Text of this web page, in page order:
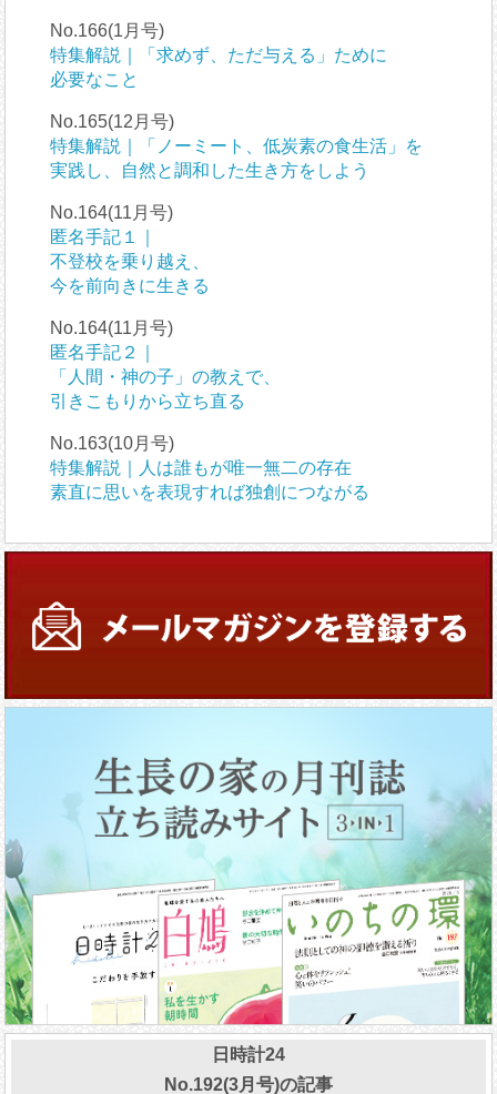
No.166(1月号)
特集解説｜「求めず、ただ与える」ために
必要なこと
No.165(12月号)
特集解説｜「ノーミート、低炭素の食生活」を
実践し、自然と調和した生き方をしよう
No.164(11月号)
匿名手記１｜
不登校を乗り越え、
今を前向きに生きる
No.164(11月号)
匿名手記２｜
「人間・神の子」の教えで、
引きこもりから立ち直る
No.163(10月号)
特集解説｜人は誰もが唯一無二の存在
素直に思いを表現すれば独創につながる
日時計24
No.192(3月号)の記事